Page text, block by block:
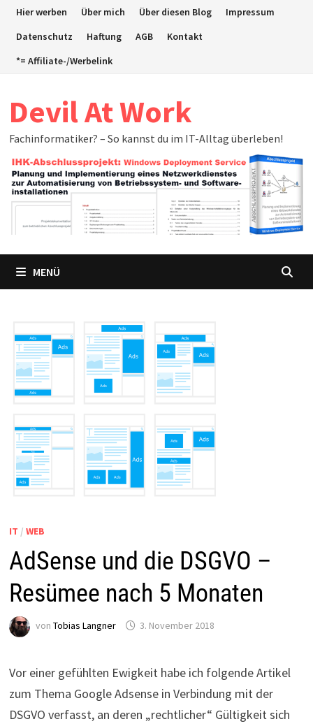
ZumHier werben Über mich Über diesen Blog
Impressum
Datenschutz
Haftung AGB
Kontakt
*= Affiliate-/Werbelink
Devil At Work
Fachinformatiker? – So kannst du im IT-Alltag überleben!
MENÜ
IT / WEB
AdSense und die DSGVO –
Resümee nach 5 Monaten
von Tobias Langner 3. November 2018
Vor einer gefühlten Ewigkeit habe ich folgende Artikel
zum Thema Google Adsense in Verbindung mit der
DSGVO verfasst, an deren „rechtlicher“ Gültigkeit sich